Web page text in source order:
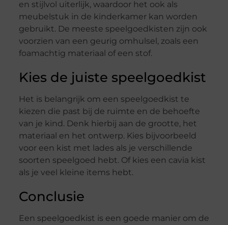
en stijlvol uiterlijk, waardoor het ook als
meubelstuk in de kinderkamer kan worden
gebruikt. De meeste speelgoedkisten zijn ook
voorzien van een geurig omhulsel, zoals een
foamachtig materiaal of een stof.
Kies de juiste speelgoedkist
Het is belangrijk om een speelgoedkist te
kiezen die past bij de ruimte en de behoefte
van je kind. Denk hierbij aan de grootte, het
materiaal en het ontwerp. Kies bijvoorbeeld
voor een kist met lades als je verschillende
soorten speelgoed hebt. Of kies een cavia kist
als je veel kleine items hebt.
Conclusie
Een speelgoedkist is een goede manier om de